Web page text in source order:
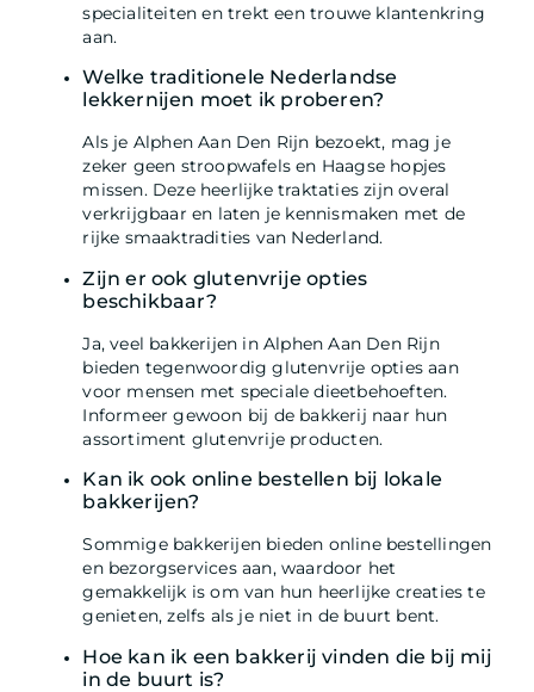
specialiteiten en trekt een trouwe klantenkring
aan.
Welke traditionele Nederlandse
lekkernijen moet ik proberen?
Als je Alphen Aan Den Rijn bezoekt, mag je
zeker geen stroopwafels en Haagse hopjes
missen. Deze heerlijke traktaties zijn overal
verkrijgbaar en laten je kennismaken met de
rijke smaaktradities van Nederland.
Zijn er ook glutenvrije opties
beschikbaar?
Ja, veel bakkerijen in Alphen Aan Den Rijn
bieden tegenwoordig glutenvrije opties aan
voor mensen met speciale dieetbehoeften.
Informeer gewoon bij de bakkerij naar hun
assortiment glutenvrije producten.
Kan ik ook online bestellen bij lokale
bakkerijen?
Sommige bakkerijen bieden online bestellingen
en bezorgservices aan, waardoor het
gemakkelijk is om van hun heerlijke creaties te
genieten, zelfs als je niet in de buurt bent.
Hoe kan ik een bakkerij vinden die bij mij
in de buurt is?